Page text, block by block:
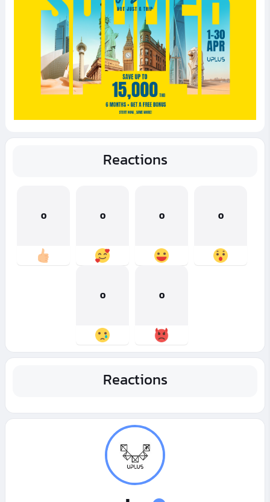
Reactions
0 0 0 0
0 0
Reactions